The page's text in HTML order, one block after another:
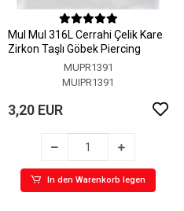
MuI MuI 316L Cerrahi Çelik Kare
Zirkon Taşlı Göbek Piercing
MUPR1391
MUIPR1391
3,20 EUR
In den Warenkorb legen